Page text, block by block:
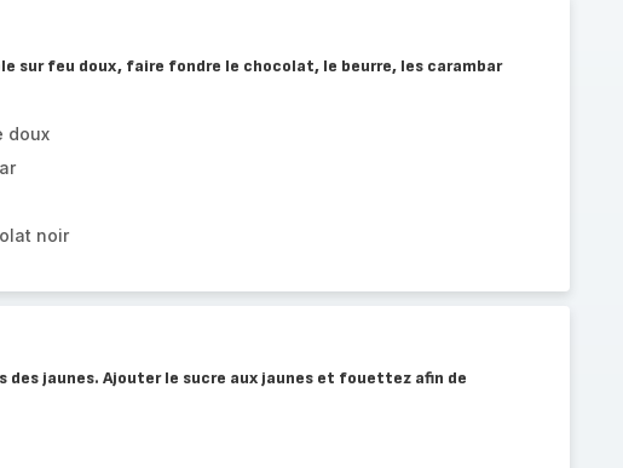
sur feu doux, faire fondre le chocolat, le beurre, les carambar
doux
noir
des jaunes. Ajouter le sucre aux jaunes et fouettez afin de